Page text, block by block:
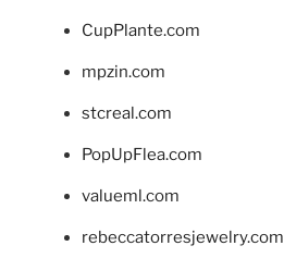
CupPlante.com
mpzin.com
stcreal.com
PopUpFlea.com
valueml.com
rebeccatorresjewelry.com